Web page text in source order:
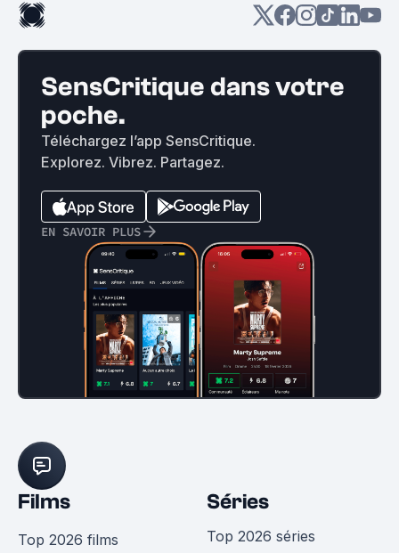
SensCritique dans votre
poche.
Téléchargez l’app SensCritique.
Explorez. Vibrez. Partagez.
EN SAVOIR PLUS
Films
Top 2026 films
Séries
Top 2026 séries